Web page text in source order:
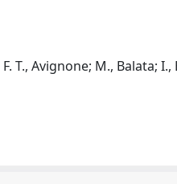
T., Avignone; M., Balata;